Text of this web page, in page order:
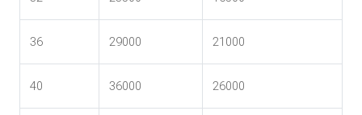
36 29000 21000
40 36000 26000